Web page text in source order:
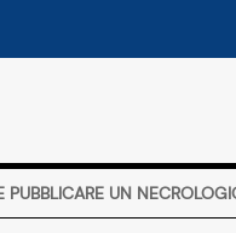
PUBBLICARE UN